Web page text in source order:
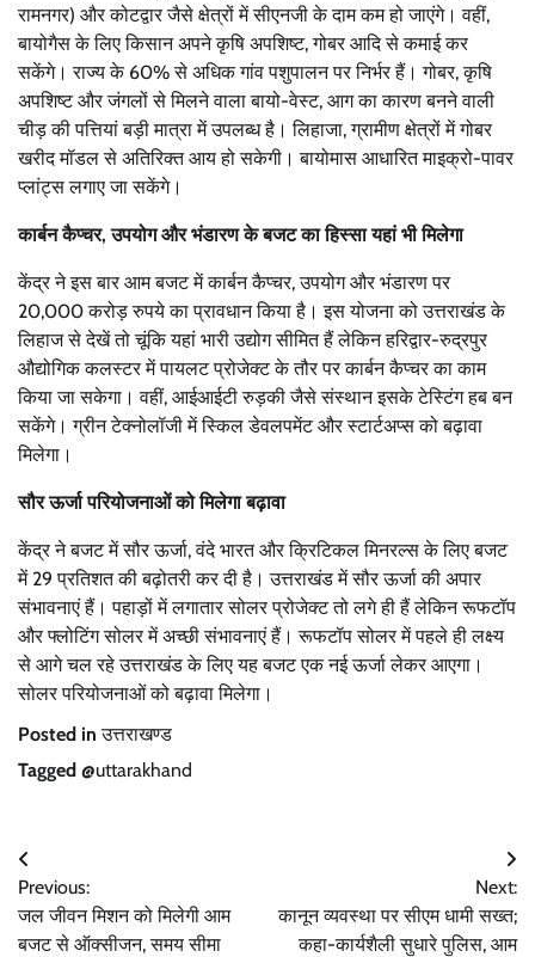
रामनगर) और कोटद्वार जैसे क्षेत्रों में सीएनजी के दाम कम हो जाएंगे। वहीं,
बायोगैस के लिए किसान अपने कृषि अपशिष्ट, गोबर आदि से कमाई कर
सकेंगे। राज्य के 60% से अधिक गांव पशुपालन पर निर्भर हैं। गोबर, कृषि
अपशिष्ट और जंगलों से मिलने वाला बायो-वेस्ट, आग का कारण बनने वाली
चीड़ की पत्तियां बड़ी मात्रा में उपलब्ध है। लिहाजा, ग्रामीण क्षेत्रों में गोबर
खरीद मॉडल से अतिरिक्त आय हो सकेगी। बायोमास आधारित माइक्रो-पावर
प्लांट्स लगाए जा सकेंगे।
कार्बन कैप्चर, उपयोग और भंडारण के बजट का हिस्सा यहां भी मिलेगा
केंद्र ने इस बार आम बजट में कार्बन कैप्चर, उपयोग और भंडारण पर
20,000 करोड़ रुपये का प्रावधान किया है। इस योजना को उत्तराखंड के
लिहाज से देखें तो चूंकि यहां भारी उद्योग सीमित हैं लेकिन हरिद्वार-रुद्रपुर
औद्योगिक कलस्टर में पायलट प्रोजेक्ट के तौर पर कार्बन कैप्चर का काम
किया जा सकेगा। वहीं, आईआईटी रुड़की जैसे संस्थान इसके टेस्टिंग हब बन
सकेंगे। ग्रीन टेक्नोलॉजी में स्किल डेवलपमेंट और स्टार्टअप्स को बढ़ावा
मिलेगा।
सौर ऊर्जा परियोजनाओं को मिलेगा बढ़ावा
केंद्र ने बजट में सौर ऊर्जा, वंदे भारत और क्रिटिकल मिनरल्स के लिए बजट
में 29 प्रतिशत की बढ़ोतरी कर दी है। उत्तराखंड में सौर ऊर्जा की अपार
संभावनाएं हैं। पहाड़ों में लगातार सोलर प्रोजेक्ट तो लगे ही हैं लेकिन रूफटॉप
और फ्लोटिंग सोलर में अच्छी संभावनाएं हैं। रूफटॉप सोलर में पहले ही लक्ष्य
से आगे चल रहे उत्तराखंड के लिए यह बजट एक नई ऊर्जा लेकर आएगा।
सोलर परियोजनाओं को बढ़ावा मिलेगा।
Posted inउत्तराखण्ड
Tagged @uttarakhand
Post
navigation
Previous:
जल जीवन मिशन को मिलेगी आम
बजट से ऑक्सीजन, समय सीमा
Next:
कानून व्यवस्था पर सीएम धामी सख्त;
कहा-कार्यशैली सुधारे पुलिस, आम